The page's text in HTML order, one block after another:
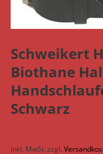
Schweikert
Biothane
Schwarz
inkl. MwSt. zzgl.